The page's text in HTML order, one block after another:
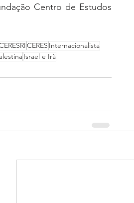
Centro de Estudos
CERES Internacionalista
Israel e Irã